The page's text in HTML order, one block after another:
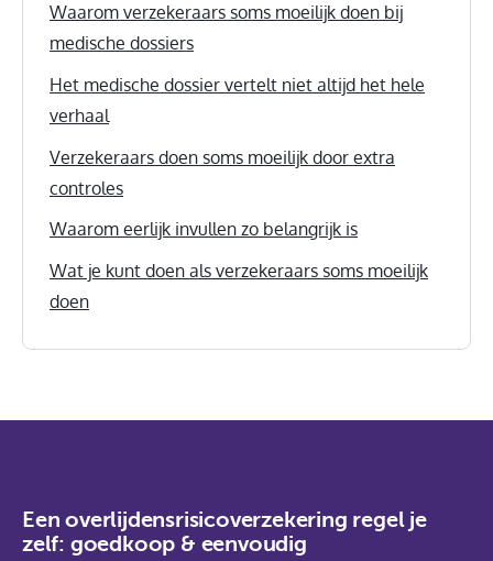
Waarom verzekeraars soms moeilijk doen bij
medische dossiers
Het medische dossier vertelt niet altijd het hele
verhaal
Verzekeraars doen soms moeilijk door extra
controles
Waarom eerlijk invullen zo belangrijk is
Wat je kunt doen als verzekeraars soms moeilijk
doen
Een overlijdensrisicoverzekering regel je
zelf: goedkoop & eenvoudig